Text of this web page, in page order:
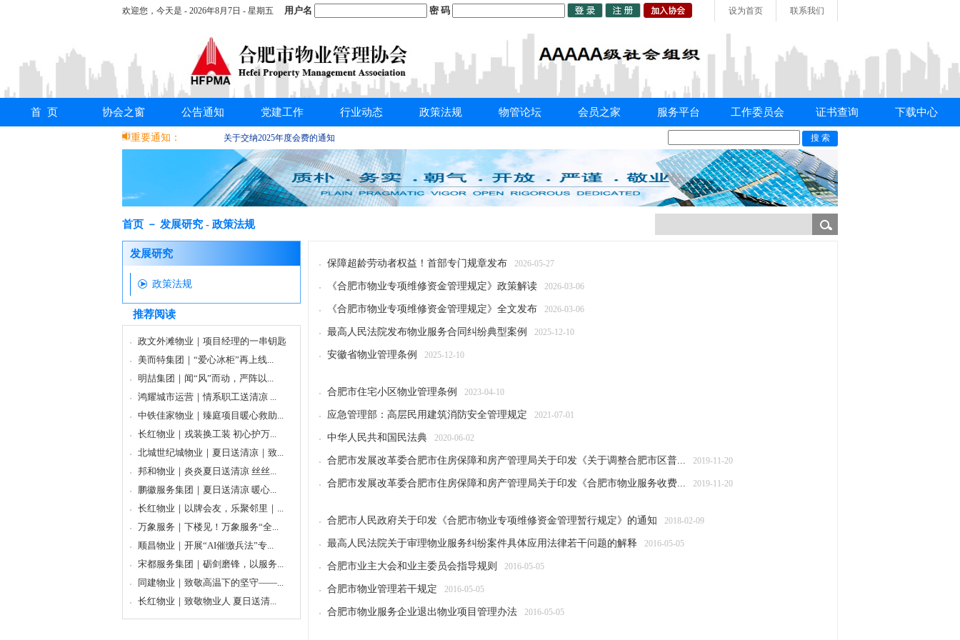
欢迎您， 今天是 - 2026年8月7日 - 星期五 用户名 密 码 联系我们
设为首页
首 页 协会之窗 公告通知 党建工作 行业动态 政策法规 物管论坛 会员之家 服务平台 工作委员会 证书查询 下载中心
重要通知： 关于交纳2025年度会费的通知
首页 － 发展研究 - 政策法规
发展研究
政策法规
推荐阅读
政文外滩物业｜项目经理的一串钥匙
美而特集团｜“爱心冰柜”再上线...
明喆集团｜闻“风”而动，严阵以...
鸿耀城市运营｜情系职工送清凉 ...
中铁佳家物业｜臻庭项目暖心救助...
长红物业｜戎装换工装 初心护万...
北城世纪城物业｜夏日送清凉｜致...
邦和物业｜炎炎夏日送清凉 丝丝...
鹏徽服务集团｜夏日送清凉 暖心...
长红物业｜以牌会友，乐聚邻里｜...
万象服务｜下楼见！万象服务“全...
顺昌物业｜开展“AI催缴兵法”专...
宋都服务集团｜砺剑磨锋，以服务...
同建物业｜致敬高温下的坚守——...
长红物业｜致敬物业人 夏日送清...
保障超龄劳动者权益！首部专门规章发布 2026-05-27
《合肥市物业专项维修资金管理规定》政策解读 2026-03-06
《合肥市物业专项维修资金管理规定》全文发布 2026-03-06
最高人民法院发布物业服务合同纠纷典型案例 2025-12-10
安徽省物业管理条例 2025-12-10
合肥市住宅小区物业管理条例 2023-04-10
应急管理部：高层民用建筑消防安全管理规定 2021-07-01
中华人民共和国民法典 2020-06-02
合肥市发展改革委合肥市住房保障和房产管理局关于印发《关于调整合肥市区普... 2019-11-20
合肥市发展改革委合肥市住房保障和房产管理局关于印发《合肥市物业服务收费... 2019-11-20
合肥市人民政府关于印发《合肥市物业专项维修资金管理暂行规定》的通知 2018-02-09
最高人民法院关于审理物业服务纠纷案件具体应用法律若干问题的解释 2016-05-05
合肥市业主大会和业主委员会指导规则 2016-05-05
合肥市物业管理若干规定 2016-05-05
合肥市物业服务企业退出物业项目管理办法 2016-05-05